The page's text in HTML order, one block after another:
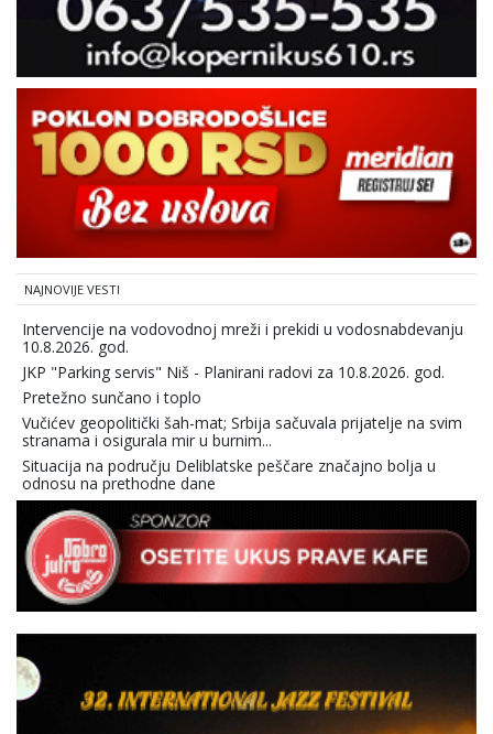
NAJNOVIJE VESTI
Intervencije na vodovodnoj mreži i prekidi u vodosnabdevanju
10.8.2026. god.
JKP "Parking servis" Niš - Planirani radovi za 10.8.2026. god.
Pretežno sunčano i toplo
Vučićev geopolitički šah-mat; Srbija sačuvala prijatelje na svim
stranama i osigurala mir u burnim...
Situacija na području Deliblatske peščare značajno bolja u
odnosu na prethodne dane